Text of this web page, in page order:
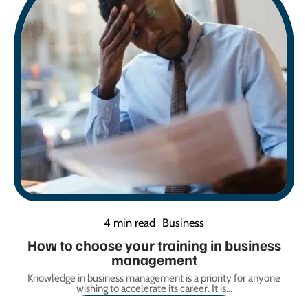
4 min read Business
How to choose your training in business
management
Knowledge in business management is a priority for anyone
wishing to accelerate its career. It is…